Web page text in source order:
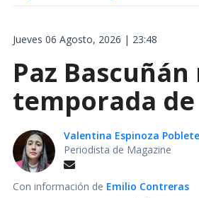
Jueves 06 Agosto, 2026 | 23:48
Paz
temporada de
Valentina Espinoza Poblete
Periodista de Magazine
Con información de Emilio Contreras